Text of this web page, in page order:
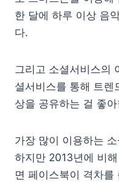
한 달에 하루 이상 음
다.
그리고 소셜서비스의
셜서비스를 통해 트렌
상을 공유하는 걸 좋
가장 많이 이용하는
하지만 2013년에 비
면 페이스북이 격차